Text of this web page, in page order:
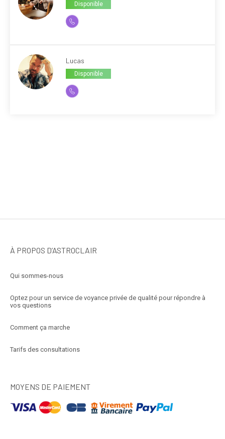
Disponible
Lucas
Disponible
À PROPOS D’ASTROCLAIR
Qui sommes-nous
Optez pour un service de voyance privée de qualité pour répondre à
vos questions
Comment ça marche
Tarifs des consultations
MOYENS DE PAIEMENT